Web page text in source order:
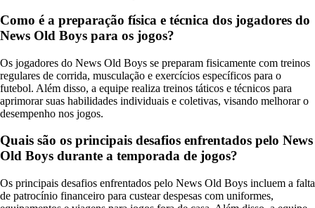
Como é a preparação física e técnica dos jogadores do
News Old Boys para os jogos?
Os jogadores do News Old Boys se preparam fisicamente com treinos
regulares de corrida, musculação e exercícios específicos para o
futebol. Além disso, a equipe realiza treinos táticos e técnicos para
aprimorar suas habilidades individuais e coletivas, visando melhorar o
desempenho nos jogos.
Quais são os principais desafios enfrentados pelo News
Old Boys durante a temporada de jogos?
Os principais desafios enfrentados pelo News Old Boys incluem a falta
de patrocínio financeiro para custear despesas com uniformes,